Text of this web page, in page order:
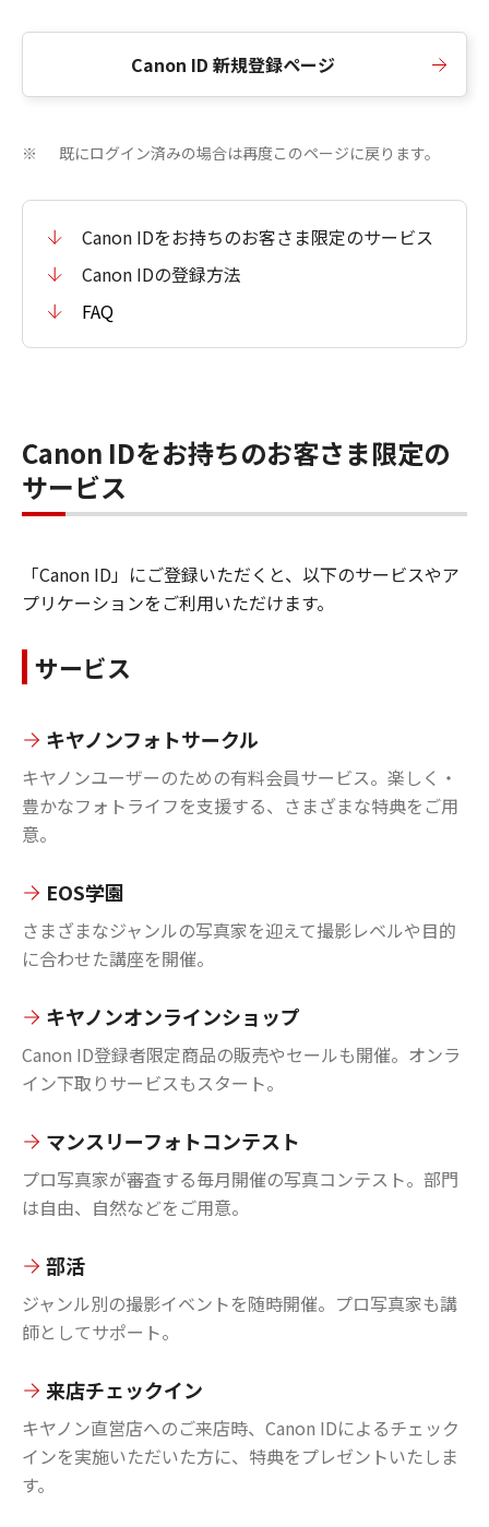
Canon ID 新規登録ページ
※ 既にログイン済みの場合は再度このページに戻ります。
Canon IDをお持ちのお客さま限定のサービス
Canon IDの登録方法
FAQ
Canon IDをお持ちのお客さま限定の
サービス
「Canon ID」にご登録いただくと、以下のサービスやア
プリケーションをご利用いただけます。
サービス
キヤノンフォトサークル
キヤノンユーザーのための有料会員サービス。楽しく・
豊かなフォトライフを支援する、さまざまな特典をご用
意。
EOS学園
さまざまなジャンルの写真家を迎えて撮影レベルや目的
に合わせた講座を開催。
キヤノンオンラインショップ
Canon ID登録者限定商品の販売やセールも開催。オンラ
イン下取りサービスもスタート。
マンスリーフォトコンテスト
プロ写真家が審査する毎月開催の写真コンテスト。部門
は自由、自然などをご用意。
部活
ジャンル別の撮影イベントを随時開催。プロ写真家も講
師としてサポート。
来店チェックイン
キヤノン直営店へのご来店時、Canon IDによるチェック
インを実施いただいた方に、特典をプレゼントいたしま
す。